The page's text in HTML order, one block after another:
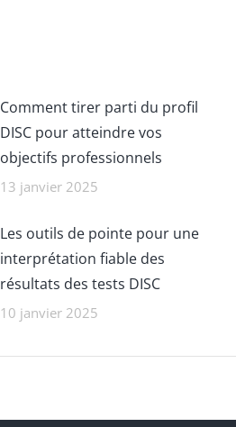
Comment tirer parti du profil
DISC pour atteindre vos
objectifs professionnels
13 janvier 2025
Les outils de pointe pour une
interprétation fiable des
résultats des tests DISC
10 janvier 2025